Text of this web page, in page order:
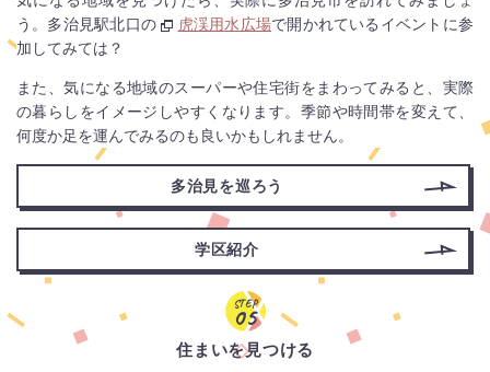
う。多治見駅北口の
虎渓用水広場（新
ウ
ィ
ン
ド
ウ
が
す）
で開かれているイベントに参
加してみては？
また、気になる地域のスーパーや住宅街をまわってみると、実際
の暮らしをイメージしやすくなります。季節や時間帯を変えて、
何度か足を運んでみるのも良いかもしれません。
多治見を巡ろう
学区紹介
STEP
05
住まいを見つける